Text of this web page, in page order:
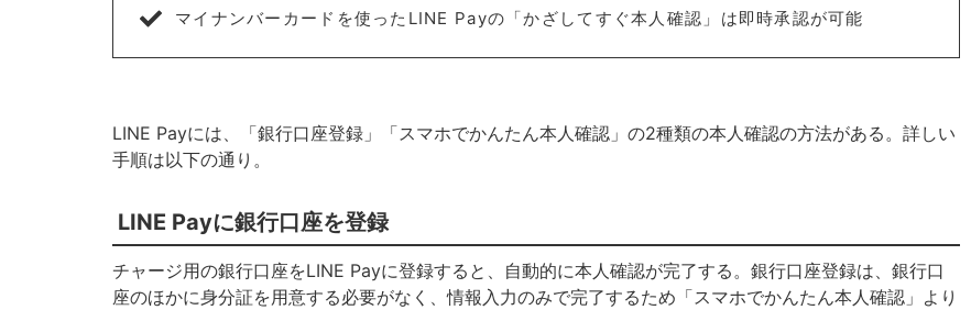
マイナンバーカードを使ったLINE Payの「かざしてすぐ本人確認」は即時承認が可能
LINE Payには、「銀行口座登録」「スマホでかんたん本人確認」の2種類の本人確認の方法がある。詳しい
手順は以下の通り。
LINE Payに銀行口座を登録
チャージ用の銀行口座をLINE Payに登録すると、自動的に本人確認が完了する。銀行口座登録は、銀行口
座のほかに身分証を用意する必要がなく、情報入力のみで完了するため「スマホでかんたん本人確認」より